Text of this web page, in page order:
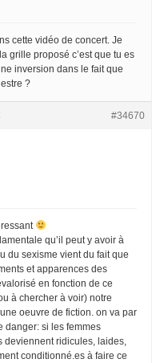
cette vidéo de concert. Je
grille proposé c’est que tu es
inversion dans le fait que
?
#34670
qu’il peut y avoir à
du sexisme vient du fait que
et apparences des
en fonction de ce
à chercher à voir) notre
oeuvre de fiction. on va par
danger: si les femmes
ridicules, laides,
conditionné.es à faire ce